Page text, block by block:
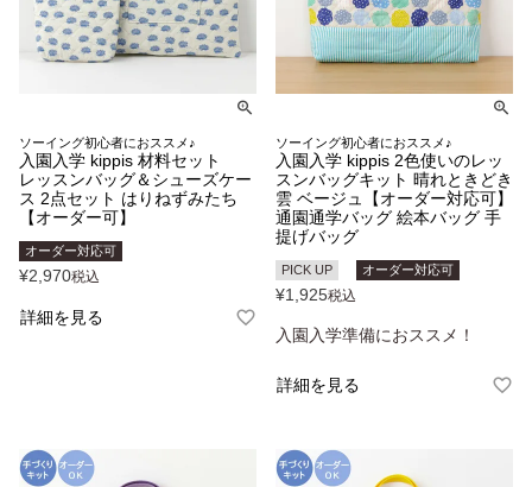
ソーイング初心者におススメ♪
入園入学 kippis 材料セット
レッスンバッグ＆シューズケー
ス 2点セット はりねずみたち
【オーダー可】
オーダー対応可
¥2,970税込
詳細を見る
ソーイング初心者におススメ♪
入園入学 kippis 2色使いのレッ
スンバッグキット 晴れときどき
雲 ベージュ【オーダー対応可】
通園通学バッグ 絵本バッグ 手
提げバッグ
PICK UP オーダー対応可
¥1,925税込
入園入学準備におススメ！
詳細を見る